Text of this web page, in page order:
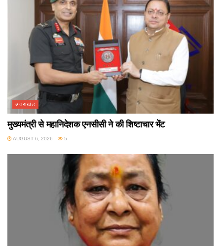
उत्तराखंड
मुख्यमंत्री से महानिदेशक एनसीसी ने की शिष्टाचार भेंट
AUGUST 6, 2026 5